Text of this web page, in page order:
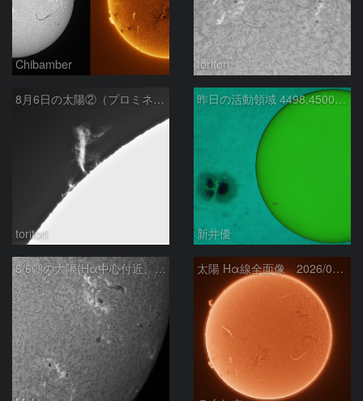
Chibamber toritori
8月6日の太陽②（プロミネン北東縁 ）
toritori
昨日の活動領域 4498,4500：2026/08/05
新井優
8/6朝の太陽(Hα中心付近、4498、4502付近) 太陽 Hα線全面像 2026/08/06